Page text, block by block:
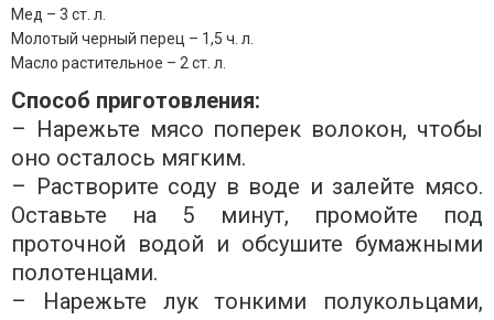
Мед – 3 ст. л.
Молотый черный перец – 1,5 ч. л.
Масло растительное – 2 ст. л.
Способ приготовления:
– Нарежьте мясо поперек волокон, чтобы
оно осталось мягким.
– Растворите соду в воде и залейте мясо.
Оставьте на 5 минут, промойте под
проточной водой и обсушите бумажными
полотенцами.
– Нарежьте лук тонкими полукольцами,